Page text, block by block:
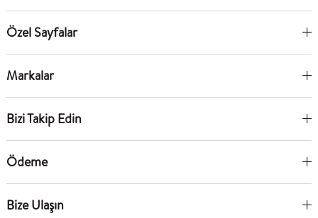
Özel Sayfalar
Markalar
Bizi Takip Edin
Ödeme
Bize Ulaşın